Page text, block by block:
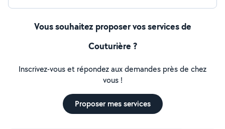
Vous souhaitez proposer vos services de
Couturière ?
Inscrivez-vous et répondez aux demandes près de chez
vous !
Proposer mes services